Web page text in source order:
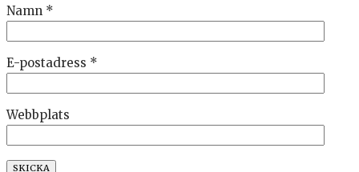
Namn *
E-postadress *
Webbplats